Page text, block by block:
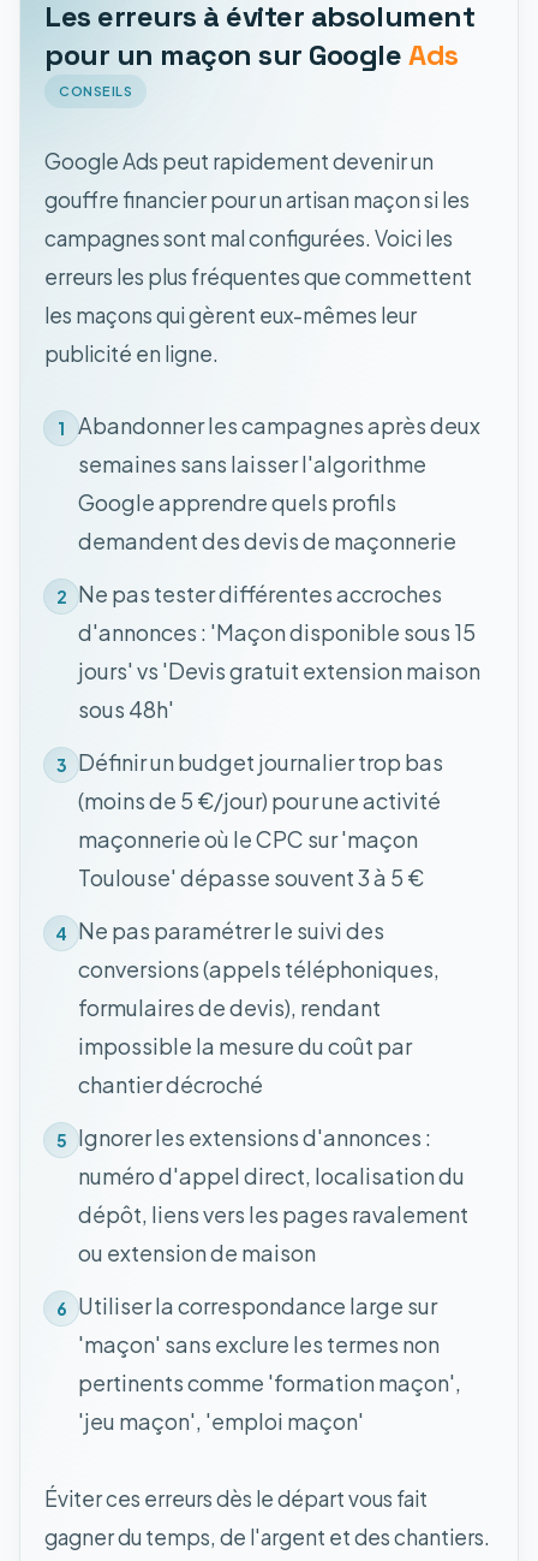
Les erreurs à éviter absolument
pour un maçon sur GoogleAds
CONSEILS
Google Ads peut rapidement devenir un
gouffre financier pour un artisan maçon si les
campagnes sont mal configurées. Voici les
erreurs les plus fréquentes que commettent
les maçons qui gèrent eux-mêmes leur
publicité en ligne.
1
Abandonner les campagnes après deux
semaines sans laisser l'algorithme
Google apprendre quels profils
demandent des devis de maçonnerie
2 Ne pas tester différentes accroches
d'annonces : 'Maçon disponible sous 15
jours' vs 'Devis gratuit extension maison
sous 48h'
3 Définir un budget journalier trop bas
(moins de 5 €/jour) pour une activité
maçonnerie où le CPC sur 'maçon
Toulouse' dépasse souvent 3 à 5 €
4 Ne pas paramétrer le suivi des
conversions (appels téléphoniques,
formulaires de devis), rendant
impossible la mesure du coût par
chantier décroché
5 Ignorer les extensions d'annonces :
numéro d'appel direct, localisation du
dépôt, liens vers les pages ravalement
ou extension de maison
6 Utiliser la correspondance large sur
'maçon' sans exclure les termes non
pertinents comme 'formation maçon',
'jeu maçon', 'emploi maçon'
Éviter ces erreurs dès le départ vous fait
gagner du temps, de l'argent et des chantiers.